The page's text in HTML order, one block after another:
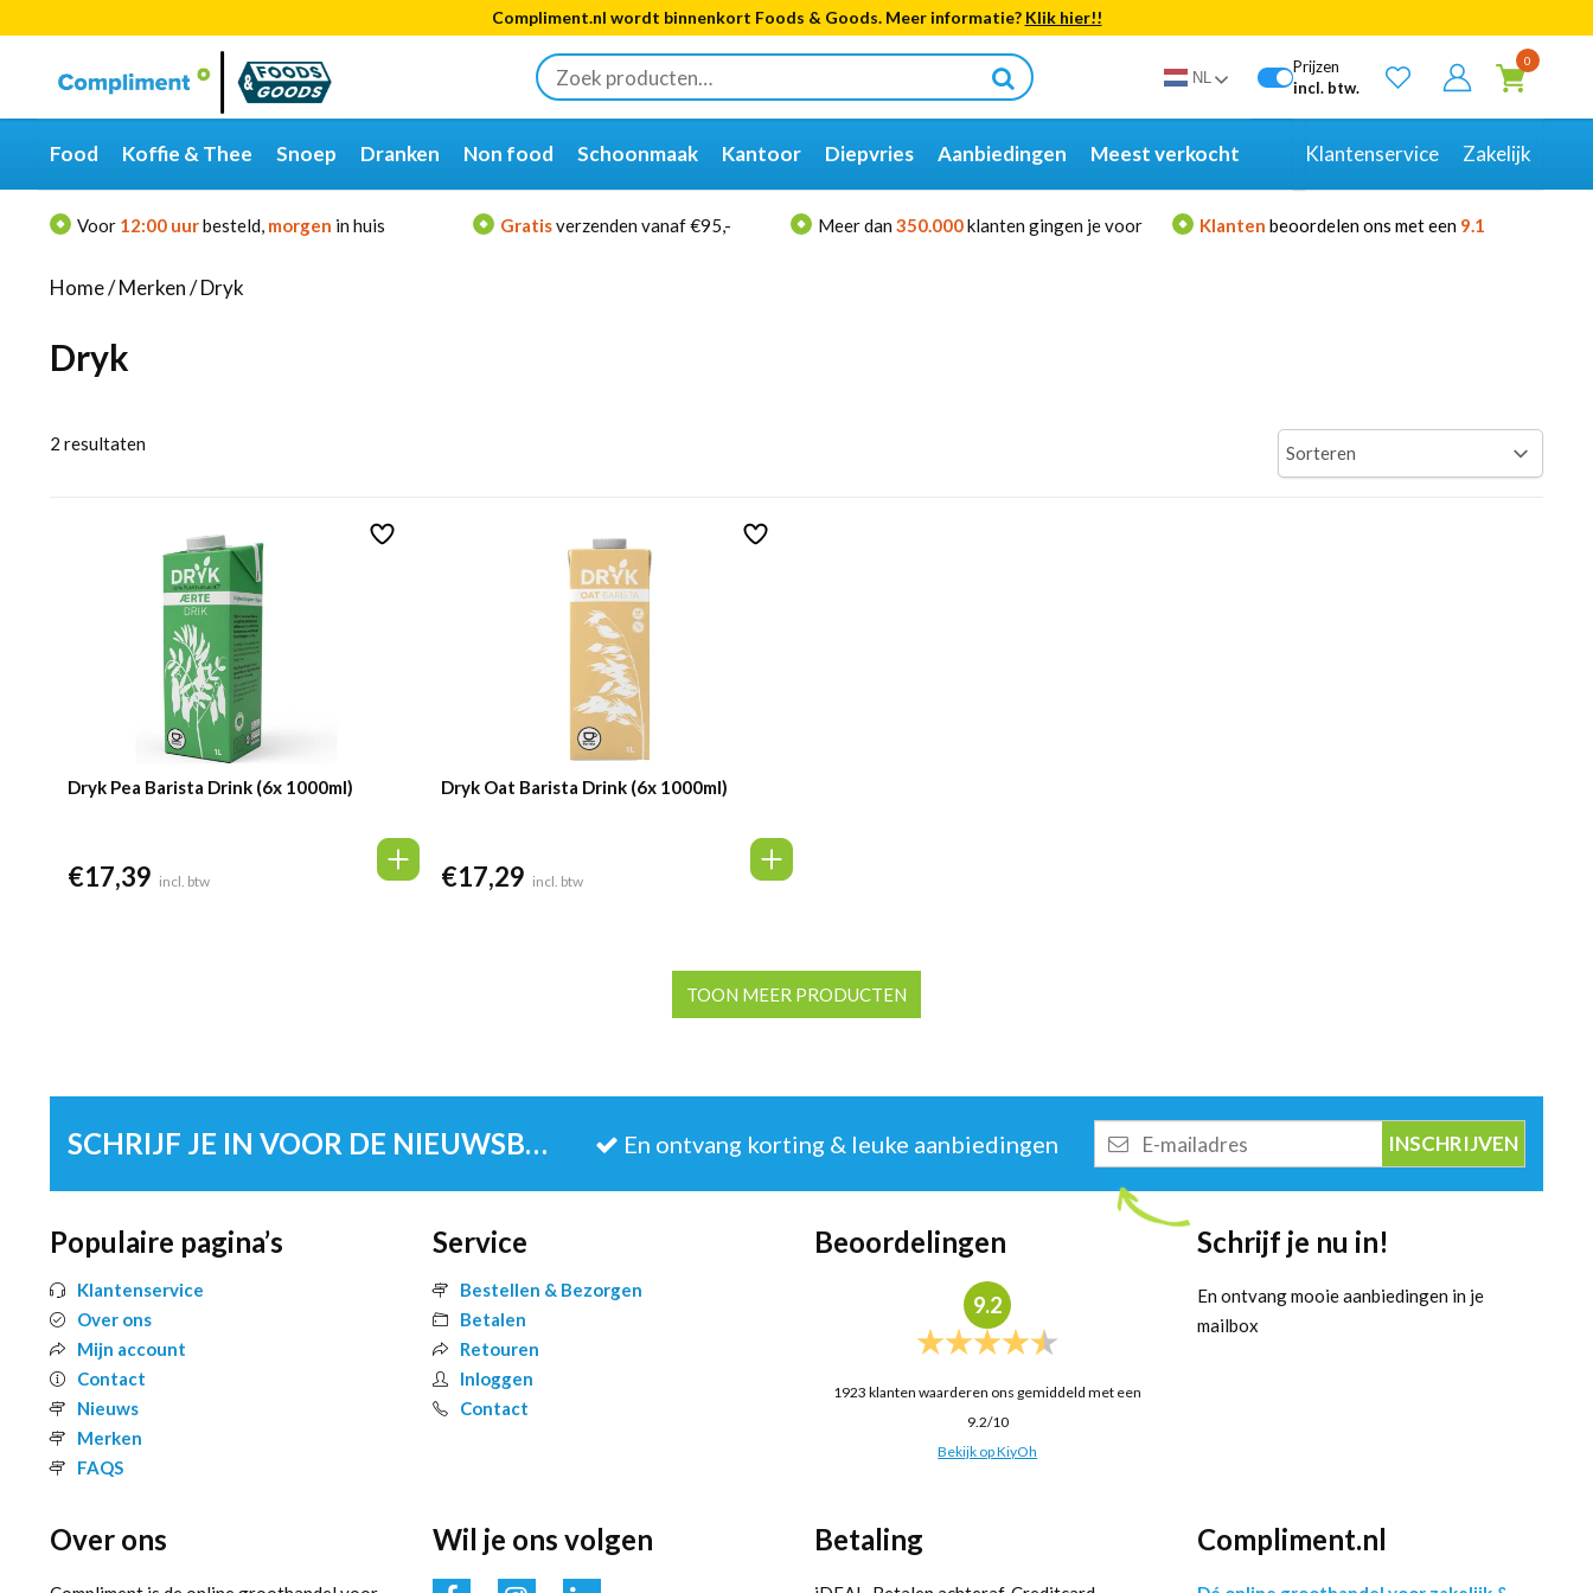
Compliment.nl wordt binnenkort Foods & Goods. Meer informatie? Klik hier!!
Zoeken
naar:
Categorieën
Merken
NL
Prijzen
incl. btw.
0
Food Koffie & Thee Snoep Dranken Non food Schoonmaak Kantoor Diepvries Aanbiedingen Meest verkocht Klantenservice Zakelijk
Voor 12:00 uurbesteld, morgen in huis Gratisverzenden vanaf €95,- Meer dan 350.000klanten gingen je voor Klanten beoordelen ons met een 9.1
Home/Merken/Dryk
Dryk
2 resultaten
Dryk Pea Barista Drink (6x 1000ml)
€17,39 incl. btw
Dryk Oat Barista Drink (6x 1000ml)
€17,29 incl. btw
TOON MEER PRODUCTEN
SCHRIJF JE IN VOOR DE NIEUWSBRIEF En ontvang korting & leuke aanbiedingen
mailadres
Populaire pagina’s
Klantenservice
Over ons
Mijn account
Contact
Nieuws
Merken
FAQS
Service
Bestellen & Bezorgen
Betalen
Retouren
Inloggen
Contact
Beoordelingen
9.2
1923 klanten waarderen ons gemiddeld met een
9.2/10
Bekijk op KiyOh
Schrijf je nu in!
En ontvang mooie aanbiedingen in je
mailbox
Over ons Wil je ons volgen Betaling Compliment.nl